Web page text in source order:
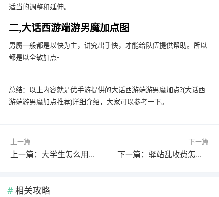
适当的调整和延伸。
二,大话西游端游男魔加点图
男魔一般都是以快为主，讲究出手快，才能给队伍提供帮助。所以
都是以全敏加点-
总结：以上内容就是优手游提供的大话西游端游男魔加点?(大话西
游端游男魔加点推荐)详细介绍，大家可以参考一下。
上一篇
上一篇：大学生怎么用钱赚钱?(大学生怎么用钱赚钱最快)
下一篇
下一篇：驿站乱收费怎么解决?(驿站收费怎么办)
相关攻略